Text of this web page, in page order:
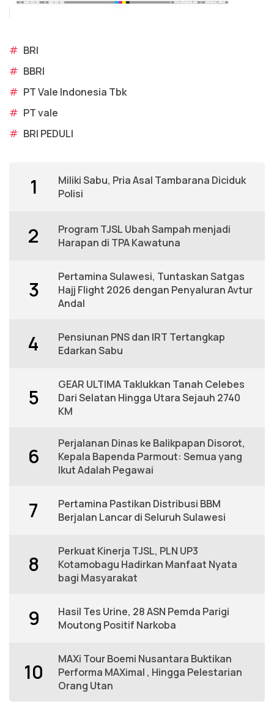
# BRI
# BBRI
# PT Vale Indonesia Tbk
# PT vale
# BRI PEDULI
1
Miliki Sabu, Pria Asal Tambarana Diciduk
Polisi
2
Program TJSL Ubah Sampah menjadi
Harapan di TPA Kawatuna
3
Pertamina Sulawesi, Tuntaskan Satgas
Hajj Flight 2026 dengan Penyaluran Avtur
Andal
4
Pensiunan PNS dan IRT Tertangkap
Edarkan Sabu
5
GEAR ULTIMA Taklukkan Tanah Celebes
Dari Selatan Hingga Utara Sejauh 2740
KM
6
Perjalanan Dinas ke Balikpapan Disorot,
Kepala Bapenda Parmout: Semua yang
Ikut Adalah Pegawai
7
Pertamina Pastikan Distribusi BBM
Berjalan Lancar di Seluruh Sulawesi
8
Perkuat Kinerja TJSL, PLN UP3
Kotamobagu Hadirkan Manfaat Nyata
bagi Masyarakat
9
Hasil Tes Urine, 28 ASN Pemda Parigi
Moutong Positif Narkoba
10
MAXi Tour Boemi Nusantara Buktikan
Performa MAXimal , Hingga Pelestarian
Orang Utan